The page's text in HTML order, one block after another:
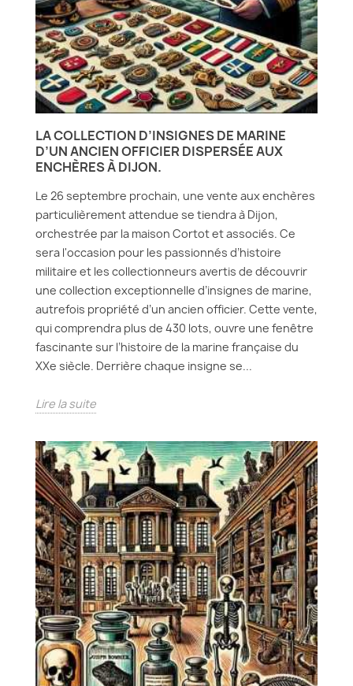
LA COLLECTION D’INSIGNES DE MARINE
D’UN ANCIEN OFFICIER DISPERSÉE AUX
ENCHÈRES À DIJON.
Le 26 septembre prochain, une vente aux enchères
particulièrement attendue se tiendra à Dijon,
orchestrée par la maison Cortot et associés. Ce
sera l'occasion pour les passionnés d’histoire
militaire et les collectionneurs avertis de découvrir
une collection exceptionnelle d’insignes de marine,
autrefois propriété d’un ancien officier. Cette vente,
qui comprendra plus de 430 lots, ouvre une fenêtre
fascinante sur l’histoire de la marine française du
XXe siècle. Derrière chaque insigne se...
Lire la suite